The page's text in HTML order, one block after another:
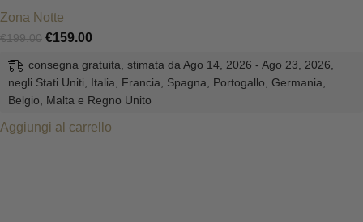
Zona Notte
€199.00 €159.00
consegna gratuita, stimata da Ago 14, 2026 - Ago 23, 2026,
negli Stati Uniti, Italia, Francia, Spagna, Portogallo, Germania,
Belgio, Malta e Regno Unito
Aggiungi al carrello